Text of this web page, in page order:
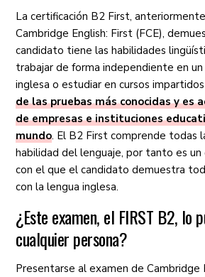
La certificación B2 First,
Cambridge English: First (FCE),
candidato tiene las habilidades
trabajar de forma independiente en un
inglesa o estudiar en cursos
de las pruebas más conocidas y es
de empresas e instituciones
mundo. El B2 First comprende todas
habilidad del lenguaje, por tanto es
con el que el candidato demuestra
con la lengua inglesa.
¿Este examen, el FIRST B2, lo
cualquier persona?
Presentarse al examen de Cambridge